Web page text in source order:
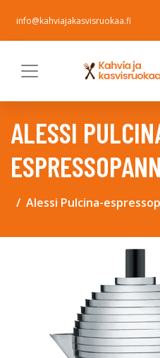
info@kahviajakasvisruokaa.fi
ALESSI
Alessi Pulcina-